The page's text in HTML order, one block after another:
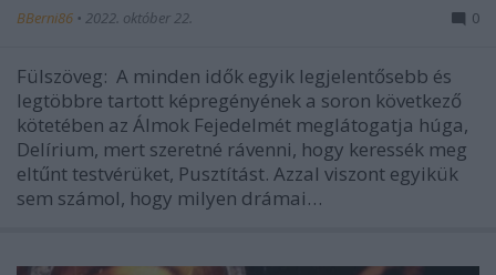
BBerni86 • 2022. október 22. 0
Fülszöveg: A minden idők egyik legjelentősebb és
legtöbbre tartott képregényének a soron következő
kötetében az Álmok Fejedelmét meglátogatja húga,
Delírium, mert szeretné rávenni, hogy keressék meg
eltűnt testvérüket, Pusztítást. Azzal viszont egyikük
sem számol, hogy milyen drámai…